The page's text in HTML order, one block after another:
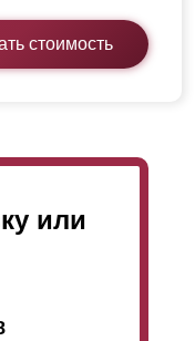
стоимость
или